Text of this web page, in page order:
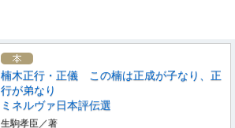
楠木正行・正儀 この楠は正成が子なり、正
行が弟なり
ミネルヴァ日本評伝選
生駒孝臣／著